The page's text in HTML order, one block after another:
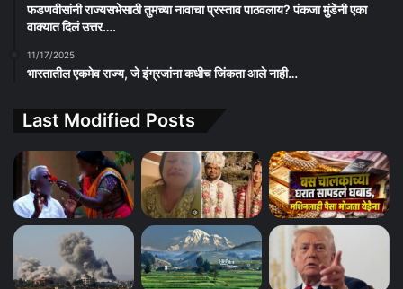
फडणवीसांनी राज्यसभेसाठी तुमच्या नावाचा प्रस्ताव पाठवलाय? पंकजा मुंडेंनी एका
वाक्यात दिलं उत्तर….
11/17/2025
भारतातील एकमेव राज्य, जे इंग्रजांना कधीच जिंकता आले नाही…
Last Modified Posts